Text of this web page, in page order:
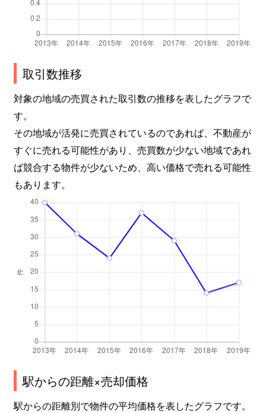
取引数推移
対象の地域の売買された取引数の推移を表したグラフで
す。
その地域が活発に売買されているのであれば、不動産が
すぐに売れる可能性があり、売買数が少ない地域であれ
ば競合する物件が少ないため、高い価格で売れる可能性
もあります。
駅からの距離×売却価格
駅からの距離別で物件の平均価格を表したグラフです。